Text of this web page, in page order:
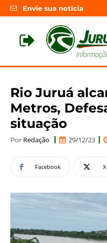
Envie sua notícia
Rio Juruá
Metros,
situação
Por Redação 29/12/23
Facebook X